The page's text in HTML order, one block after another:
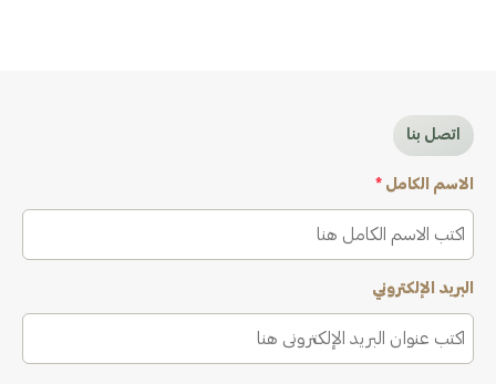
اتصل بنا
الاسم الكامل *
البريد الإلكتروني